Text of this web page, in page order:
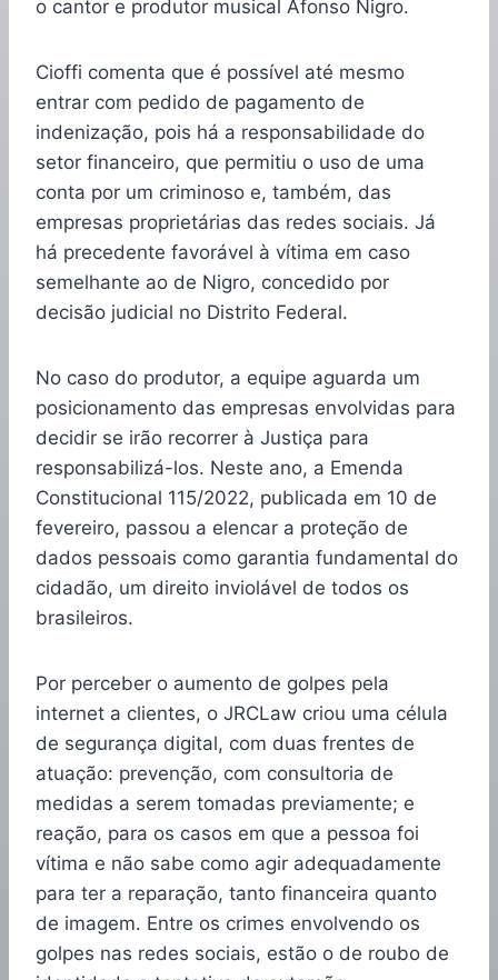
o cantor e produtor musical Afonso Nigro.
Cioffi comenta que é possível até mesmo
entrar com pedido de pagamento de
indenização, pois há a responsabilidade do
setor financeiro, que permitiu o uso de uma
conta por um criminoso e, também, das
empresas proprietárias das redes sociais. Já
há precedente favorável à vítima em caso
semelhante ao de Nigro, concedido por
decisão judicial no Distrito Federal.
No caso do produtor, a equipe aguarda um
posicionamento das empresas envolvidas para
decidir se irão recorrer à Justiça para
responsabilizá-los. Neste ano, a Emenda
Constitucional 115/2022, publicada em 10 de
fevereiro, passou a elencar a proteção de
dados pessoais como garantia fundamental do
cidadão, um direito inviolável de todos os
brasileiros.
Por perceber o aumento de golpes pela
internet a clientes, o JRCLaw criou uma célula
de segurança digital, com duas frentes de
atuação: prevenção, com consultoria de
medidas a serem tomadas previamente; e
reação, para os casos em que a pessoa foi
vítima e não sabe como agir adequadamente
para ter a reparação, tanto financeira quanto
de imagem. Entre os crimes envolvendo os
golpes nas redes sociais, estão o de roubo de